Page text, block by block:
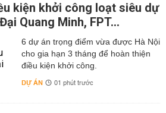
Bệnh nhân nam, 76 tuổi, ở
Hồ, Hà Nội. Bệnh nhân đi Đà
Ngày 21/7/2020, bệnh nhân đến
viện C Đà Nẵng do tim nhịp
ra Hà Nội. Ngày 29/7/2020,
những người liên quan đến các
kiện khởi công loạt siêu dự
Quang Minh, FPT...
6 dự án trọng điểm vừa được Hà Nội
cho gia hạn 3 tháng để hoàn thiện
điều kiện khởi công.
DỰ ÁN 01 phút trước